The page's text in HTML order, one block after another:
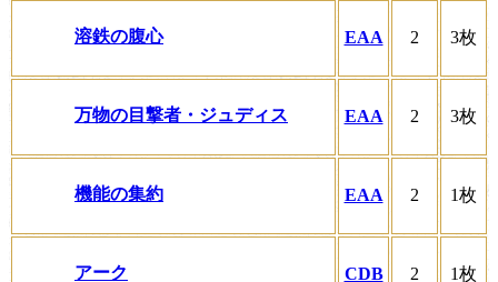
溶鉄の腹心 EAA 2 3枚
万物の目撃者・ジュディス EAA 2 3枚
機能の集約 EAA 2 1枚
アーク CDB 2 1枚